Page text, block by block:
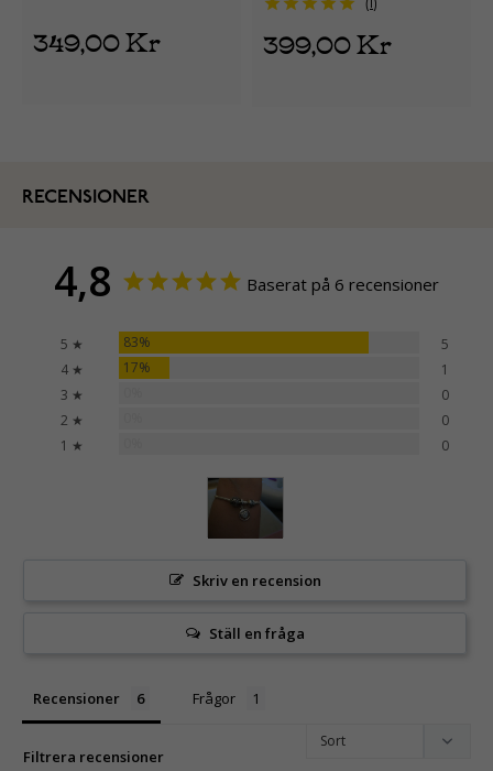
349,00 Kr 399,00 Kr
RECENSIONER
4,8 Baserat på 6 recensioner
5 ★ 83%
5
4 ★
17%
1
3 ★
0
2 ★
0
1 ★
0
Skriv en recension
Ställ en fråga
Recensioner Frågor
Filtrera recensioner